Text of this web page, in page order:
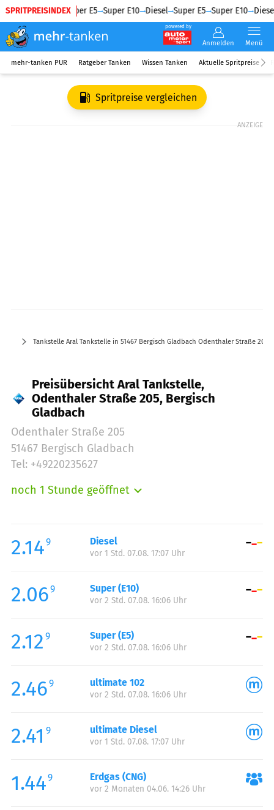
SPRITPREISINDEX
Diesel Super E5 Super E10 Diesel Super E5 Super E10 Diesel
powered by
Anmelden Menü
mehr-tanken PUR Ratgeber Tanken Wissen Tanken Aktuelle Spritpreise
Spritpreise vergleichen
ANZEIGE
Tankstelle Aral Tankstelle in 51467 Bergisch Gladbach Odenthaler Straße 205
Preisübersicht Aral Tankstelle,
Odenthaler Straße 205, Bergisch
Gladbach
Odenthaler Straße 205
51467 Bergisch Gladbach
Tel: +49220235627
noch 1 Stunde geöffnet
Mittwoch:
06:00-22:00
Donnerstag:
Samstag:
06:00-22:00
Sonntag:
2.149 Diesel
vor 1 Std. 07.08. 17:07 Uhr
2.069 Super (E10)
vor 2 Std. 07.08. 16:06 Uhr
2.12 9 Super (E5)
vor 2 Std. 07.08. 16:06 Uhr
2.469 ultimate 102
vor 2 Std. 07.08. 16:06 Uhr
2.41 9 ultimate Diesel
vor 1 Std. 07.08. 17:07 Uhr
1.449 Erdgas (CNG)
vor 2 Monaten 04.06. 14:26 Uhr